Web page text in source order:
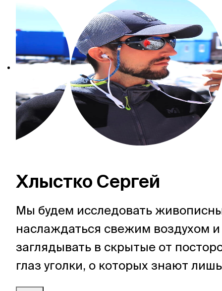
Хлыстко Сергей
Мы будем исследовать
наслаждаться свежим воздухом и
заглядывать в скрытые от
глаз уголки, о которых знают
жители. Моя цель — сделать ваши